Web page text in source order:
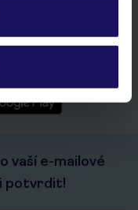
jejich sdílení
tvé rezervaci v myTUI
vaší e-mailové
potvrdit!